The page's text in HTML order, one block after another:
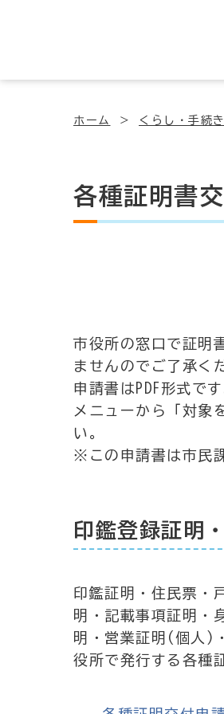
ホーム くらし・手続き
各種証明書
市役所の窓口で証明
ませんのでご了承く
申請書はPDF形式で
メニューから「対象
い。
※この申請書は市民
印鑑登録証明
印鑑証明・住民票・
明・記載事項証明・
明・営業証明(個人)
役所で発行する各種